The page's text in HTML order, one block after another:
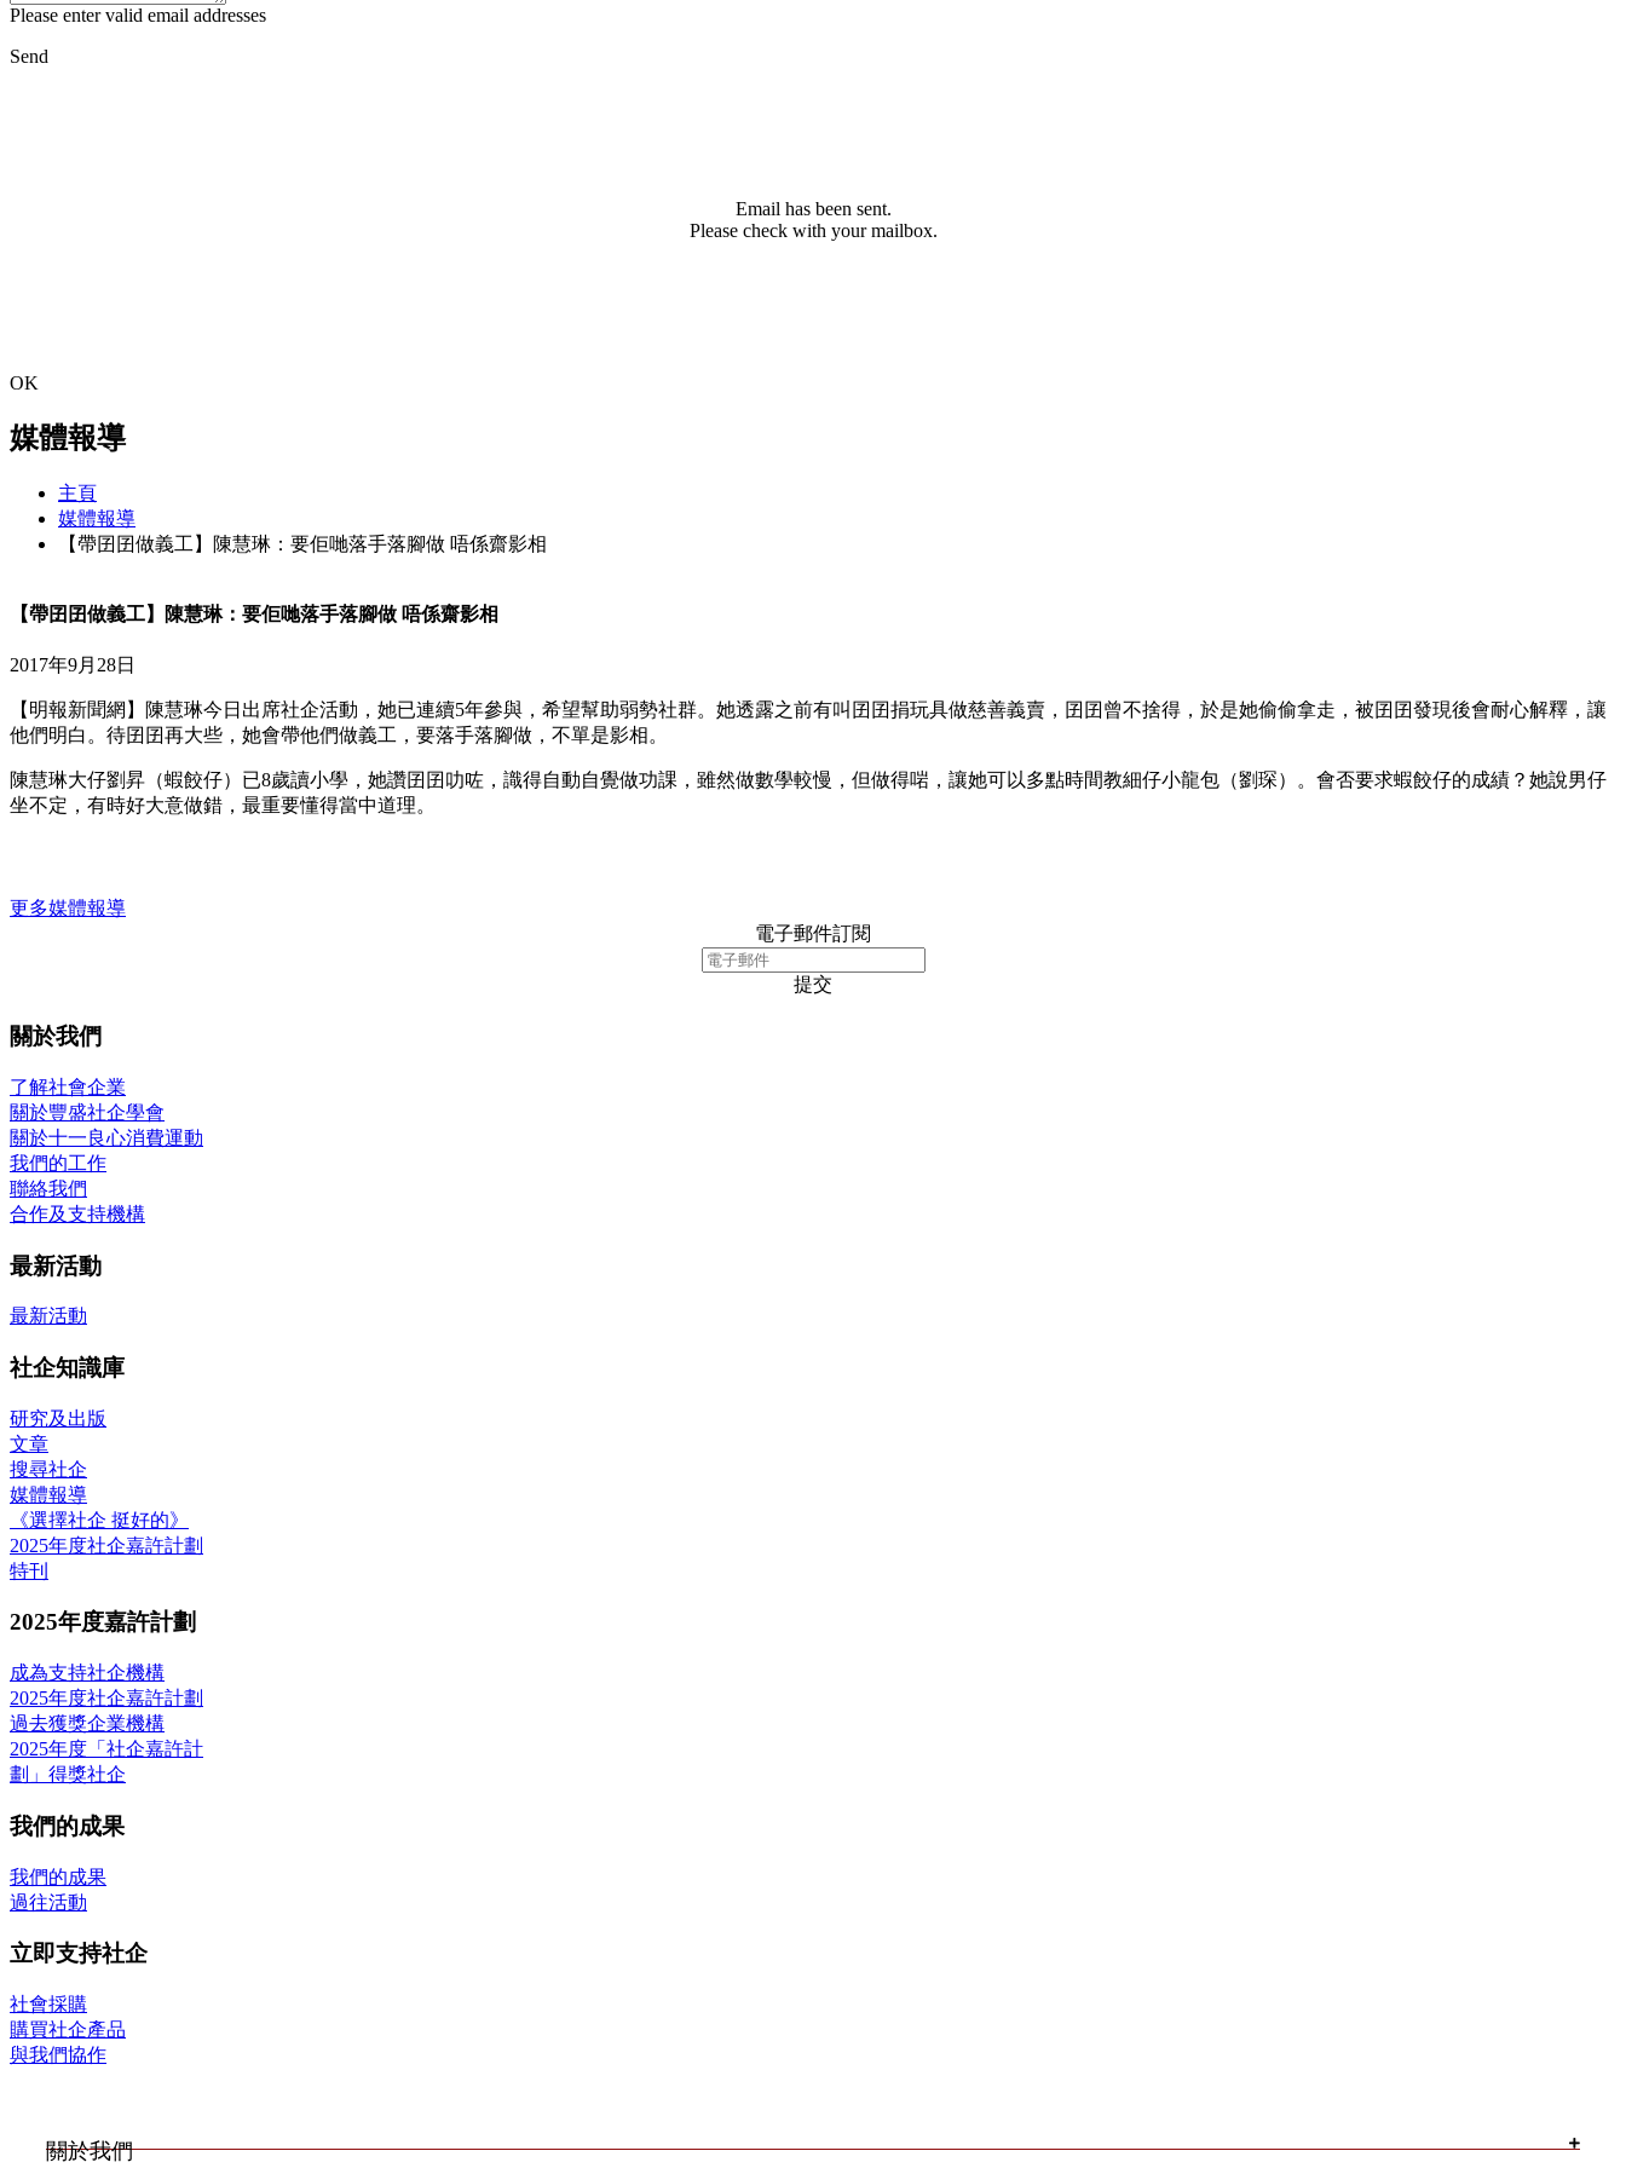
Please enter valid email addresses
Send
Email has been sent.
Please check with your mailbox.
OK
媒體報導
主頁
媒體報導
【帶囝囝做義工】陳慧琳：要佢哋落手落腳做 唔係齋影相
【帶囝囝做義工】陳慧琳：要佢哋落手落腳做 唔係齋影相
2017年9月28日
【明報新聞網】陳慧琳今日出席社企活動，她已連續5年參與，希望幫助弱勢社群。她透露之前有叫囝囝捐玩具做慈善義賣，囝囝曾不捨得，於是她偷偷拿走，被囝囝發現後會耐心解釋，讓
他們明白。待囝囝再大些，她會帶他們做義工，要落手落腳做，不單是影相。
陳慧琳大仔劉昇（蝦餃仔）已8歲讀小學，她讚囝囝叻咗，識得自動自覺做功課，雖然做數學較慢，但做得啱，讓她可以多點時間教細仔小龍包（劉琛）。會否要求蝦餃仔的成績？她說男仔
坐不定，有時好大意做錯，最重要懂得當中道理。
更多媒體報導
電子郵件訂閱
提交
關於我們
了解社會企業
關於豐盛社企學會
關於十一良心消費運動
我們的工作
聯絡我們
合作及支持機構
最新活動
最新活動
社企知識庫
研究及出版
文章
搜尋社企
媒體報導
《選擇社企 挺好的》
2025年度社企嘉許計劃
特刊
2025年度嘉許計劃
成為支持社企機構
2025年度社企嘉許計劃
過去獲獎企業機構
2025年度「社企嘉許計
劃」得獎社企
我們的成果
我們的成果
過往活動
立即支持社企
社會採購
購買社企產品
與我們協作
關於我們